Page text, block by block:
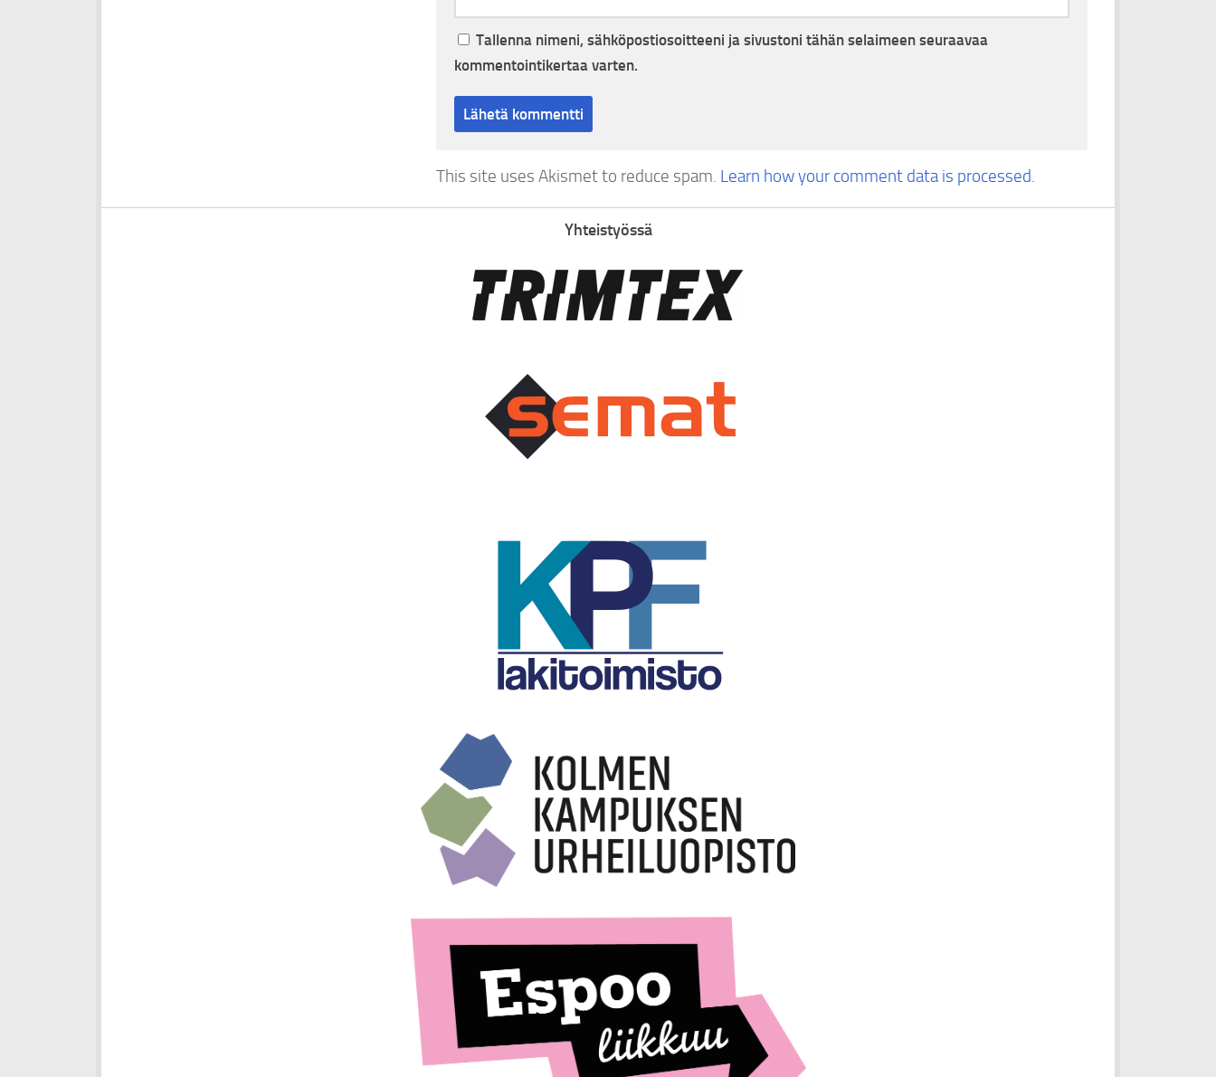
Tallenna nimeni, sähköpostiosoitteeni ja sivustoni tähän selaimeen seuraavaa
kommentointikertaa varten.
This site uses Akismet to reduce spam. Learn how your comment data is processed.
Yhteistyössä